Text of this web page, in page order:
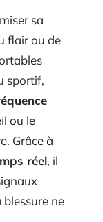
sa
flair ou de
sportif,
ou le
Grâce à
réel, il
ne